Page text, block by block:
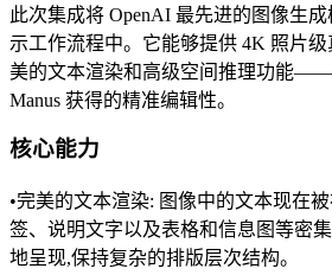
此次集成将 OpenAI 最先进的图像生
示工作流程中。它能够提供 4K 照片
美的文本渲染和高级空间推理功能——
Manus 获得的精准编辑性。
核心能力
•完美的文本渲染: 图像中的文本现在
签、说明文字以及表格和信息图等密
地呈现,保持复杂的排版层次结构。